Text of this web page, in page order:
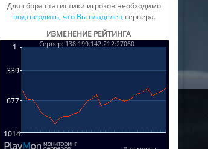
Для сбора статистики игроков необходимо
подтвердить, что Вы владелецсервера.
ИЗМЕНЕНИЕ РЕЙТИНГА